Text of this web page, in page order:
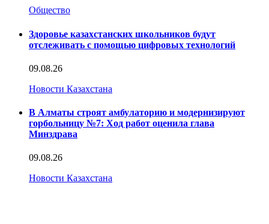
Общество
Здоровье казахстанских школьников будут
отслеживать с помощью цифровых технологий
09.08.26
Новости Казахстана
В Алматы строят амбулаторию и модернизируют
горбольницу №7: Ход работ оценила глава
Минздрава
09.08.26
Новости Казахстана